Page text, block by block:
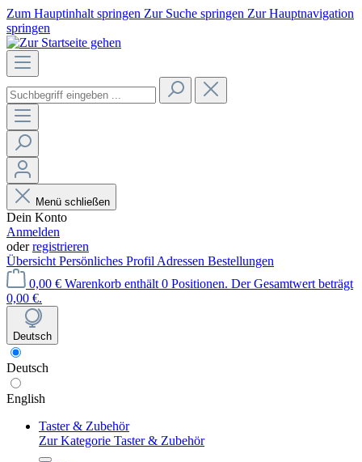
Zum Hauptinhalt springen Zur Suche springen Zur Hauptnavigation
springen
Menü schließen
Dein Konto
Anmelden
oderregistrieren
Übersicht Persönliches Profil Adressen Bestellungen
0,00 € Warenkorb enthält 0 Positionen. Der Gesamtwert beträgt
0,00 €.
Deutsch
Deutsch
English
Taster & Zubehör
Zur Kategorie Taster & Zubehör